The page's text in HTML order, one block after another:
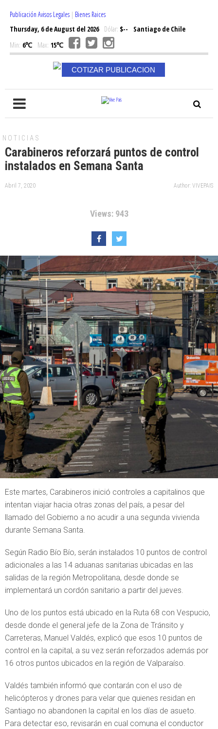
Publicación Avisos Legales | Bienes Raices
Thursday, 6 de August del 2026Dólar: $--
Santiago de Chile
Min: 6℃ Max: 15℃
COTIZAR PUBLICACION
NOTICIAS
Carabineros reforzará puntos de control
instalados en Semana Santa
Abril 7, 2020 Author: VIVEPAIS
Views: 943
Este martes, Carabineros inició controles a capitalinos que
intentan viajar hacia otras zonas del país, a pesar del
llamado del Gobierno a no acudir a una segunda vivienda
durante Semana Santa.
Según Radio Bío Bío, serán instalados 10 puntos de control
adicionales a las 14 aduanas sanitarias ubicadas en las
salidas de la región Metropolitana, desde donde se
implementará un cordón sanitario a partir del jueves.
Uno de los puntos está ubicado en la Ruta 68 con Vespucio,
desde donde el general jefe de la Zona de Tránsito y
Carreteras, Manuel Valdés, explicó que esos 10 puntos de
control en la capital, a su vez serán reforzados además por
16 otros puntos ubicados en la región de Valparaíso.
Valdés también informó que contarán con el uso de
helicópteros y drones para velar que quienes residan en
Santiago no abandonen la capital en los días de asueto.
Para detectar eso, revisarán en cual comuna el conductor